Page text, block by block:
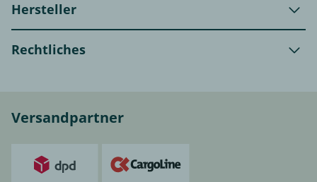
Hersteller
Rechtliches
Versandpartner